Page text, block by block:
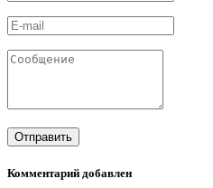
Комментарий добавлен